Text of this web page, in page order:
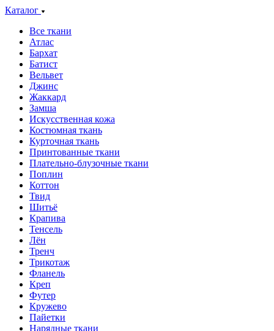
Каталог
Все ткани
Атлас
Бархат
Батист
Вельвет
Джинс
Жаккард
Замша
Искусственная кожа
Костюмная ткань
Курточная ткань
Принтованные ткани
Плательно-блузочные ткани
Поплин
Коттон
Твид
Шитьё
Крапива
Тенсель
Лён
Тренч
Трикотаж
Фланель
Креп
Футер
Кружево
Пайетки
Нарядные ткани